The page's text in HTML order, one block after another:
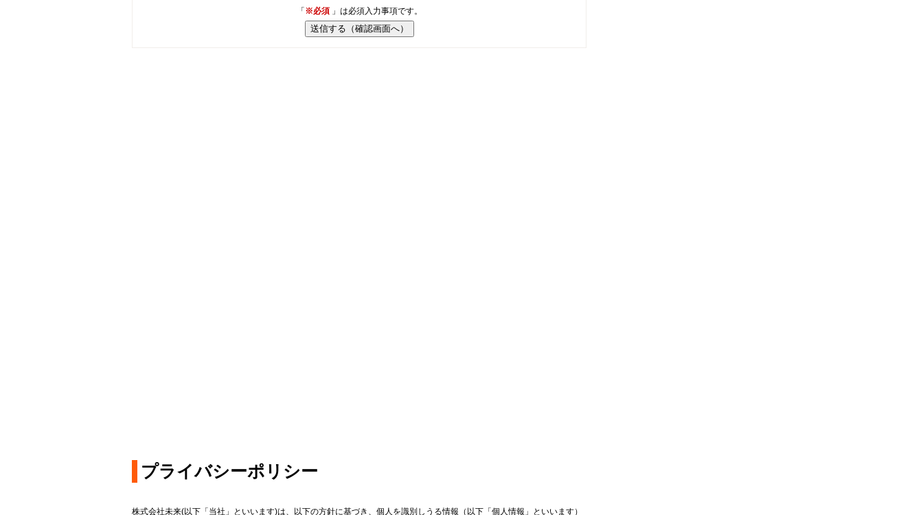
「 ※必須」は必須入力事項です。
プライバシーポリシー
株式会社未来(以下「当社」といいます)は、以下の方針に基づき、個人を識別しうる情報（以下「個人情報」といいます）